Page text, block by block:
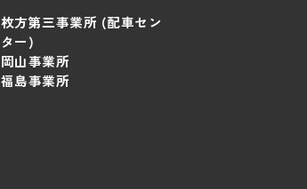
枚方第三事業所 (配車セン
ター)
岡山事業所
福島事業所